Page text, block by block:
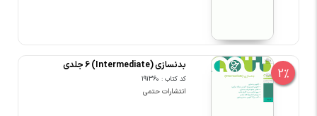
2%
بدنسازی (Intermediate) 6 جلدی
کد کتاب : 191360
انتشارات حتمی